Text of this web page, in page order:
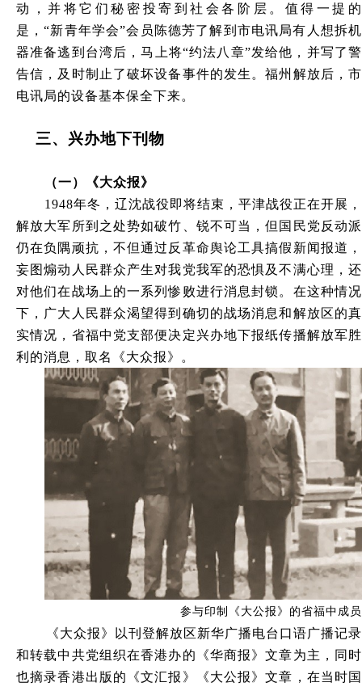
动，并将它们秘密投寄到社会各阶层。值得一提的
是，“新青年学会”会员陈德芳了解到市电讯局有人想拆机
器准备逃到台湾后，马上将“约法八章”发给他，并写了警
告信，及时制止了破坏设备事件的发生。福州解放后，市
电讯局的设备基本保全下来。
三、兴办地下刊物
（一）《大众报》
1948年冬，辽沈战役即将结束，平津战役正在开展，
解放大军所到之处势如破竹、锐不可当，但国民党反动派
仍在负隅顽抗，不但通过反革命舆论工具搞假新闻报道，
妄图煽动人民群众产生对我党我军的恐惧及不满心理，还
对他们在战场上的一系列惨败进行消息封锁。在这种情况
下，广大人民群众渴望得到确切的战场消息和解放区的真
实情况，省福中党支部便决定兴办地下报纸传播解放军胜
利的消息，取名《大众报》。
参与印制《大公报》的省福中成员
《大众报》以刊登解放区新华广播电台口语广播记录
和转载中共党组织在香港办的《华商报》文章为主，同时
也摘录香港出版的《文汇报》《大公报》文章，在当时国